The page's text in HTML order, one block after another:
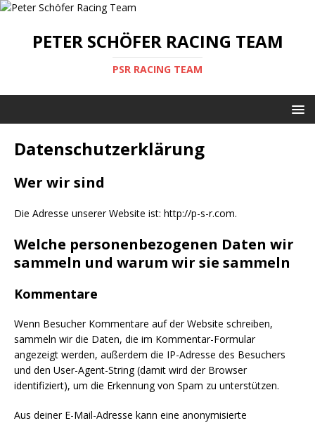
PETER SCHÖFER RACING TEAM
PSR RACING TEAM
Datenschutzerklärung
Wer wir sind
Die Adresse unserer Website ist: http://p-s-r.com.
Welche personenbezogenen Daten wir
sammeln und warum wir sie sammeln
Kommentare
Wenn Besucher Kommentare auf der Website schreiben,
sammeln wir die Daten, die im Kommentar-Formular
angezeigt werden, außerdem die IP-Adresse des Besuchers
und den User-Agent-String (damit wird der Browser
identifiziert), um die Erkennung von Spam zu unterstützen.
Aus deiner E-Mail-Adresse kann eine anonymisierte